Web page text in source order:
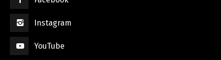
Instagram
YouTube